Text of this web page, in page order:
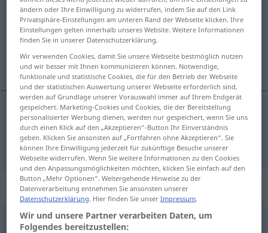
Übersicht aller Übersetzungen
(Für mehr Details die Übersetzung anklicken/antippen)
hoşuna gitmek
hoşunagitmek ( -IN) gefallen
„gefallen“: Adjektiv, adjektivisch
gefallenadj
ändern oder Ihre Einwilligung zu widerrufen, indem Sie auf den Link
Privatsphäre-Einstellungen am unteren Rand der Webseite klicken. Ihre
Einstellungen gelten innerhalb unseres Website. Weitere Informationen
finden Sie in unserer Datenschutzerklärung.
Wir verwenden Cookies, damit Sie unsere Webseite bestmöglich nutzen
und wir besser mit Ihnen kommunizieren können. Notwendige,
funktionale und statistische Cookies, die für den Betrieb der Webseite
und der statistischen Auswertung unserer Webseite erforderlich sind,
werden auf Grundlage unserer Vorauswahl immer auf Ihrem Endgerät
gespeichert. Marketing-Cookies und Cookies, die der Bereitstellung
personalisierter Werbung dienen, werden nur gespeichert, wenn Sie uns
durch einen Klick auf den „Akzeptieren“-Button Ihr Einverständnis
geben. Klicken Sie ansonsten auf „Fortfahren ohne Akzeptieren“. Sie
können Ihre Einwilligung jederzeit für zukünftige Besuche unserer
Webseite widerrufen. Wenn Sie weitere Informationen zu den Cookies
und den Anpassungsmöglichkeiten möchten, klicken Sie einfach auf den
Button „Mehr Optionen“. Weitergehende Hinweise zu der
Datenverarbeitung entnehmen Sie ansonsten unserer
Datenschutzerklärung. Hier finden Sie unserImpressum.
Wir und unsere Partner verarbeiten Daten, um
Folgendes bereitzustellen: